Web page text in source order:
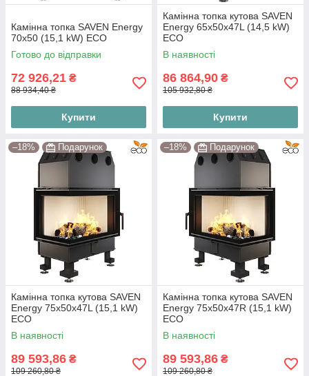
Камінна топка SAVEN Energy
70х50 (15,1 kW) ECO
Готово до відправки
72 926,21 ₴
88 934,40 ₴
Купити
Камінна топка кутова SAVEN
Energy 65х50х47L (14,5 kW)
ECO
В наявності
86 864,90 ₴
105 932,80 ₴
Купити
–18% Подарунок
Камінна топка кутова SAVEN
Energy 75х50х47L (15,1 kW)
ECO
В наявності
89 593,86 ₴
109 260,80 ₴
–18% Подарунок
Камінна топка кутова SAVEN
Energy 75х50х47R (15,1 kW)
ECO
В наявності
89 593,86 ₴
109 260,80 ₴